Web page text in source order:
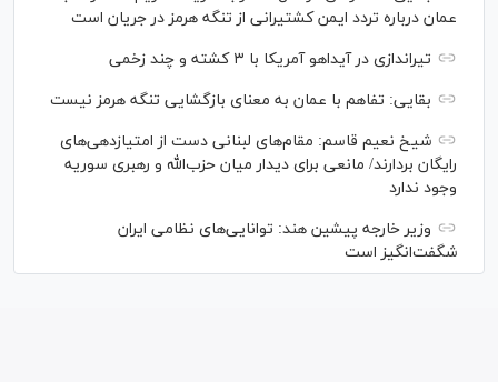
عمان درباره تردد ایمن کشتیرانی از تنگه هرمز در جریان است
تیراندازی در آیداهو آمریکا با ۳ کشته و چند زخمی
بقایی: تفاهم با عمان به معنای بازگشایی تنگه هرمز نیست
شیخ نعیم قاسم: مقام‌های لبنانی دست از امتیازدهی‌های
رایگان بردارند/ مانعی برای دیدار میان حزب‌الله و رهبری سوریه
وجود ندارد
وزیر خارجه پیشین هند: توانایی‌های نظامی ایران
شگفت‌انگیز است